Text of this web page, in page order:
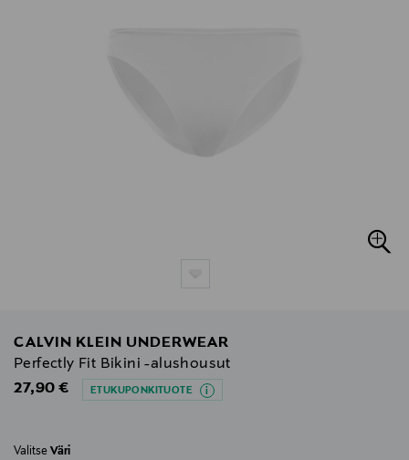
CALVIN KLEIN UNDERWEAR
Perfectly Fit Bikini -alushousut
Original Price
27,90 € ETUKUPONKITUOTE
Valitse Väri